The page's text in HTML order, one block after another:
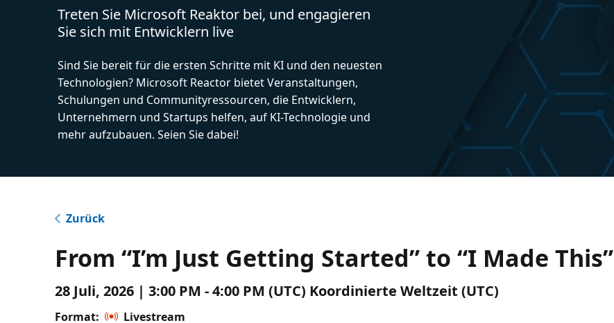
Treten Sie Microsoft Reaktor bei, und engagieren
Sie sich mit Entwicklern live
Sind Sie bereit für die ersten Schritte mit KI und den neuesten
Technologien? Microsoft Reactor bietet Veranstaltungen,
Schulungen und Communityressourcen, die Entwicklern,
Unternehmern und Startups helfen, auf KI-Technologie und
mehr aufzubauen. Seien Sie dabei!
Zurück
From “I’m Just Getting Started” to “I Made This”
28 Juli, 2026 | 3:00 PM - 4:00 PM (UTC) Koordinierte Weltzeit (UTC)
Format:
Livestream